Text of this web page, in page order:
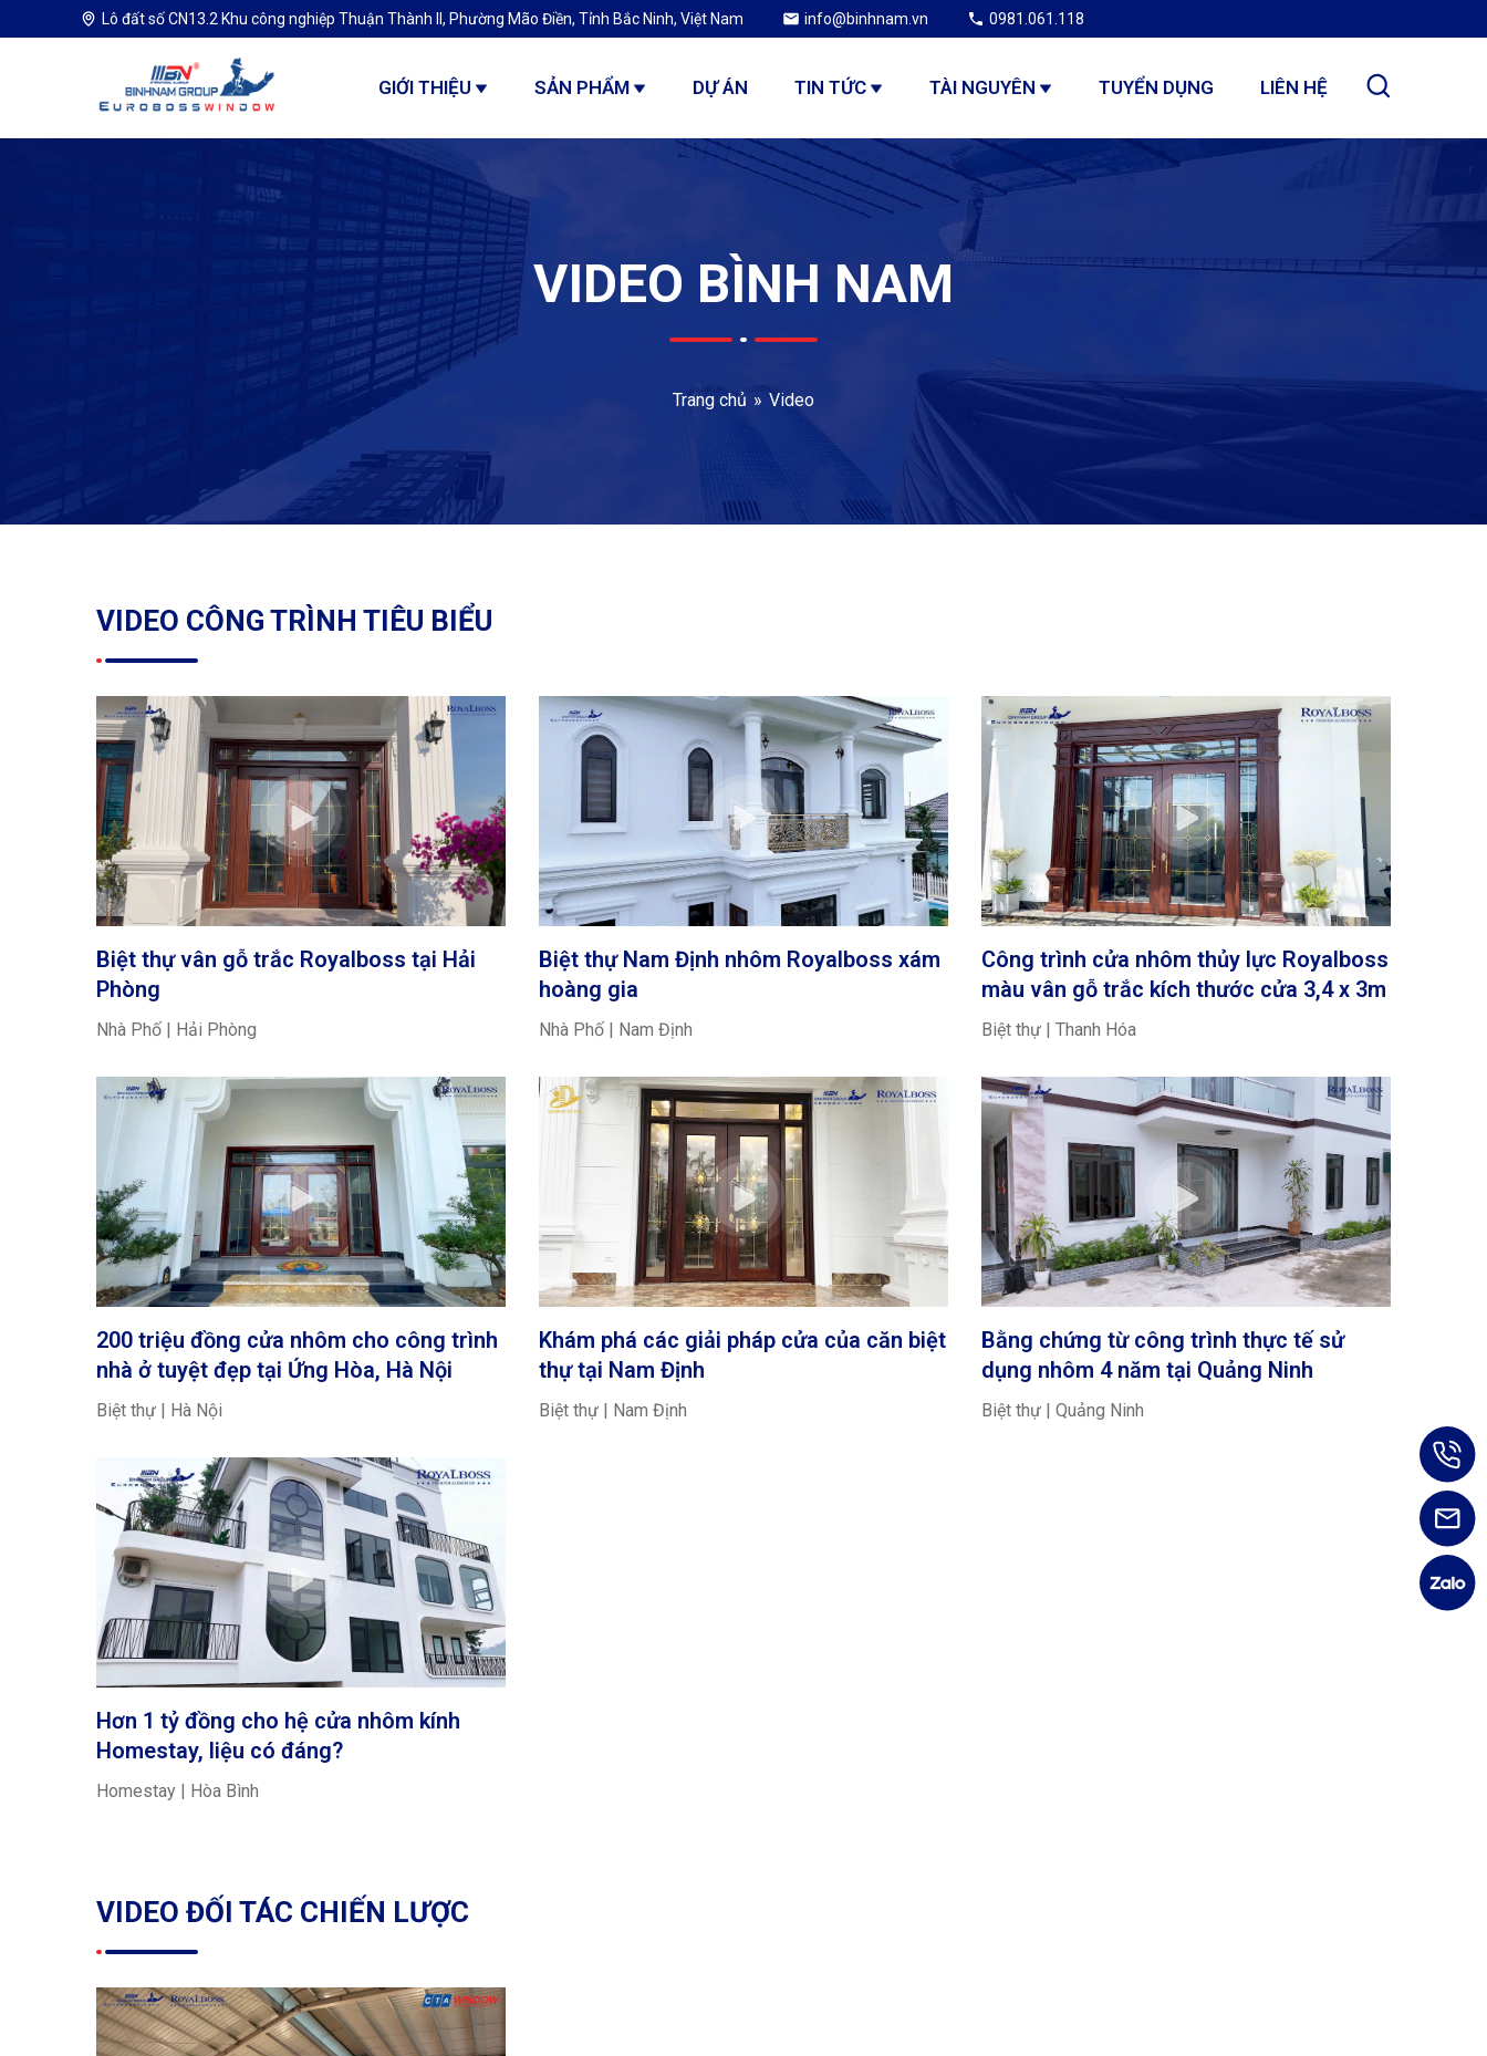
Lô đất số CN13.2 Khu công nghiệp Thuận Thành II, Phường Mão Điền, Tỉnh Bắc Ninh, Việt Nam info@binhnam.vn 0981.061.118
GIỚI THIỆU SẢN PHẨM DỰ ÁN TIN TỨC TÀI NGUYÊN TUYỂN DỤNG LIÊN HỆ
VIDEO BÌNH NAM
Trang chủ Video
VIDEO CÔNG TRÌNH TIÊU BIỂU
Biệt thự vân gỗ trắc Royalboss tại Hải
Phòng
Nhà Phố | Hải Phòng
Biệt thự Nam Định nhôm Royalboss xám
hoàng gia
Nhà Phố | Nam Định
Công trình cửa nhôm thủy lực Royalboss
màu vân gỗ trắc kích thước cửa 3,4 x 3m
Biệt thự | Thanh Hóa
200 triệu đồng cửa nhôm cho công trình
nhà ở tuyệt đẹp tại Ứng Hòa, Hà Nội
Biệt thự | Hà Nội
Khám phá các giải pháp cửa của căn biệt
thự tại Nam Định
Biệt thự | Nam Định
Bằng chứng từ công trình thực tế sử
dụng nhôm 4 năm tại Quảng Ninh
Biệt thự | Quảng Ninh
Hơn 1 tỷ đồng cho hệ cửa nhôm kính
Homestay, liệu có đáng?
Homestay | Hòa Bình
VIDEO ĐỐI TÁC CHIẾN LƯỢC